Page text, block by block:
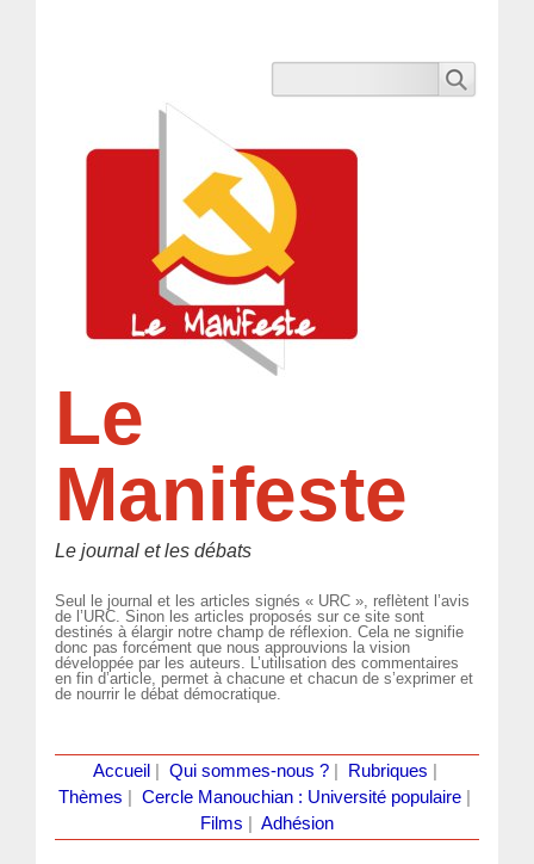
Le
Manifeste
Le journal et les débats
Seul le journal et les articles signés « URC », reflètent l’avis
de l’URC. Sinon les articles proposés sur ce site sont
destinés à élargir notre champ de réflexion. Cela ne signifie
donc pas forcément que nous approuvions la vision
développée par les auteurs. L’utilisation des commentaires
en fin d’article, permet à chacune et chacun de s’exprimer et
de nourrir le débat démocratique.
Accueil Qui sommes-nous ?| Rubriques
Thèmes
Cercle Manouchian : Université populaire
Films
Adhésion